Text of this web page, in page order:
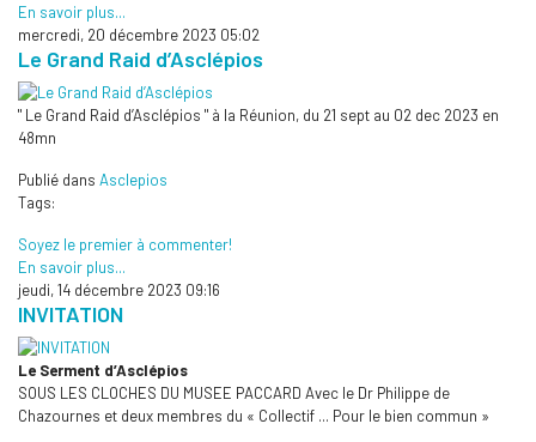
En savoir plus...
mercredi, 20 décembre 2023 05:02
Le Grand Raid d’Asclépios
" Le Grand Raid d’Asclépios " à la Réunion, du 21 sept au 02 dec 2023 en
48mn
Publié dans Asclepios
Tags:
Soyez le premier à commenter!
En savoir plus...
jeudi, 14 décembre 2023 09:16
INVITATION
Le Serment d’Asclépios
SOUS LES CLOCHES DU MUSEE PACCARD Avec le Dr Philippe de
Chazournes et deux membres du « Collectif ... Pour le bien commun »